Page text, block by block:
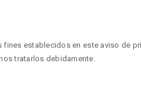
establecidos en este aviso de
tratarlos debidamente.